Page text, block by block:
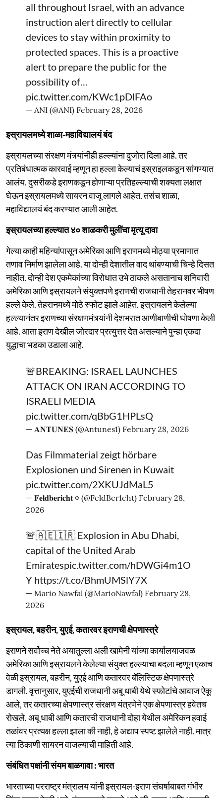
all throughout Israel, with an advance
instruction alert directly to cellular
devices to stay within proximity to
protected spaces. This is a proactive
alert to prepare the public for the
possibility of…
pic.twitter.com/KWc1pDlFAo
— ANI (@ANI) February 28, 2026
इस्रायलमध्ये शाळा-महाविद्यालयं बंद
इस्रायलच्या संरक्षण मंत्र्यांनीही हल्ल्यांना दुजोरा दिला आहे. तर
प्रतिबंधात्मक कारवाई म्हणून हा हल्ला केल्याचं इस्राइलकडून सांगण्यात
आलंय. दुसरीकडे इराणकडून होणाऱ्या प्रतिहल्ल्याची शक्यता लक्षात
घेऊन इस्रायलमध्ये सायरन वाजू लागले आहेत. तसंच शाळा,
महाविद्यालयं बंद करण्यात आली आहेत.
इस्रायलच्या हल्ल्यात ४० शाळकरी मुलींचा मृत्यू दावा
गेल्या काही महिन्यांपासून अमेरिका आणि इराणमध्ये मोठ्या प्रमाणात
तणाव निर्माण झालेला आहे. या दोन्ही देशातील वाद थांबण्याची चिन्हे दिसत
नाहीत. दोन्ही देश एकमेकांच्या विरोधात उभे ठाकले असतानाच शनिवारी
अमेरिका आणि इस्रायलने संयुक्तपणे इराणची राजधानी तेहरानवर भीषण
हल्ले केले. तेहरानमध्ये मोठे स्फोट झाले आहेत. इस्रायलने केलेल्या
हल्ल्यानंतर इराणच्या संरक्षणमंत्र्यांनी देशभरात आणीबाणीची घोषणा केली
आहे. आता इराण देखील जोरदार प्रत्युत्तर देत असल्याने पुन्हा एकदा
युद्धाचा भडका उडाला आहे.
🚨BREAKING: ISRAEL LAUNCHES
ATTACK ON IRAN ACCORDING TO
ISRAELI MEDIA
pic.twitter.com/qBbG1HPLsQ
— 𝐀𝐍𝐓𝐔𝐍𝐄𝐒 (@Antunes1) February 28, 2026
Das Filmmaterial zeigt hörbare
Explosionen und Sirenen in Kuwait
pic.twitter.com/2XKUJdMaL5
— 𝐅𝐞𝐥𝐝𝐛𝐞𝐫𝐢𝐜𝐡𝐭 ✠ (@FeldBer1cht) February 28,
2026
🚨🇦🇪🇮🇷 Explosion in Abu Dhabi,
capital of the United Arab
Emiratespic.twitter.com/hDWGi4m1O
Y https://t.co/BhmUMSlY7X
— Mario Nawfal (@MarioNawfal) February 28,
2026
इस्रायल, बहरीन, युएई, कतारवर इराणची क्षेपणास्त्रे
इराणने सर्वोच्च नेते अयातुल्ला अली खामेनी यांच्या कार्यालयाजवळ
अमेरिका आणि इस्रायलने केलेल्या संयुक्त हल्ल्याचा बदला म्हणून एकाच
वेळी इस्रायल, बहरीन, युएई आणि कतारवर बॅलिस्टिक क्षेपणास्त्रे
डागली. वृत्तानुसार, युएईची राजधानी अबू धाबी येथे स्फोटांचे आवाज ऐकू
आले, तर कतारच्या क्षेपणास्त्र संरक्षण यंत्रणेने एक क्षेपणास्त्र हवेतच
रोखले. अबू धाबी आणि कतारची राजधानी दोहा येथील अमेरिकन हवाई
तळांवर प्रत्यक्ष हल्ला झाला की नाही, हे अद्याप स्पष्ट झालेले नाही. मात्र
त्या ठिकाणी सायरन वाजल्याची माहिती आहे.
संबंधित पक्षांनी संयम बाळगावा : भारत
भारताच्या परराष्ट्र मंत्रालय यांनी इस्रायल-इराण संघर्षाबाबत गंभीर